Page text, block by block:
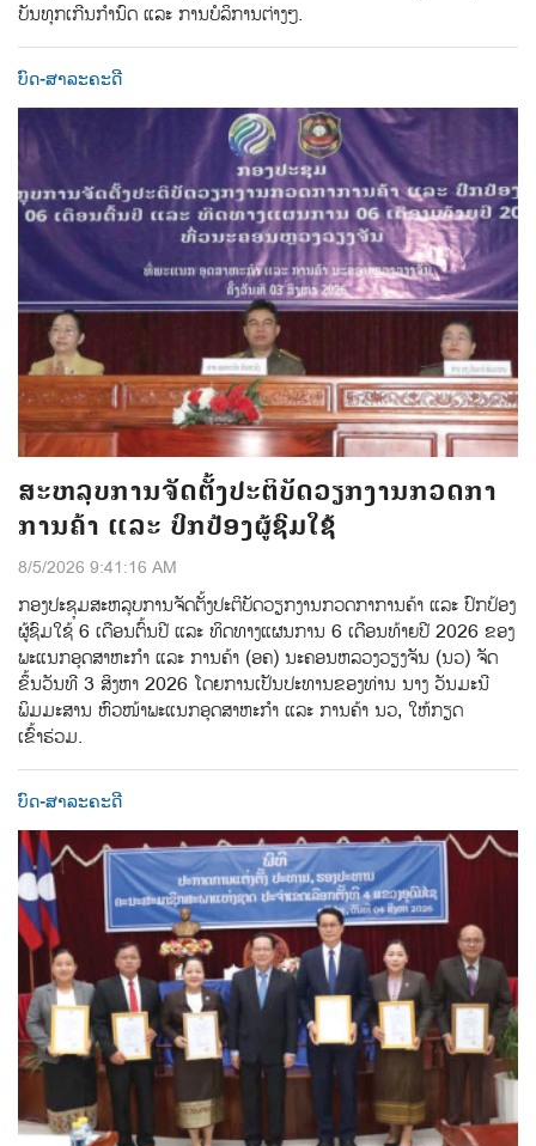
ບັນທຸກເກີນກຳນົດ ແລະ ການບໍລິການຕ່າງໆ.
ບົດ-ສາລະຄະດີ
ສະຫລຸບການຈັດຕັ້ງປະຕິບັດວຽກງານກວດກາ
ການຄ້າ ແລະ ປົກປ້ອງຜູ້ຊົມໃຊ້
8/5/2026 9:41:16 AM
ກອງປະຊຸມສະຫລຸບການຈັດຕັ້ງປະຕິບັດວຽກງານກວດກາການຄ້າ ແລະ ປົກປ້ອງ
ຜູ້ຊົມໃຊ້ 6 ເດືອນຕົ້ນປີ ແລະ ທິດທາງແຜນການ 6 ເດືອນທ້າຍປີ 2026 ຂອງ
ພະແນກອຸດສາຫະກຳ ແລະ ການຄ້າ (ອຄ) ນະຄອນຫລວງວຽງຈັນ (ນວ) ຈັດ
ຂຶ້ນວັນທີ 3 ສິງຫາ 2026 ໂດຍການເປັນປະທານຂອງທ່ານ ນາງ ວັນມະນີ
ພິມມະສານ ຫົວໜ້າພະແນກອຸດສາຫະກຳ ແລະ ການຄ້າ ນວ, ໃຫ້ກຽດ
ເຂົ້າຮ່ວມ.
ບົດ-ສາລະຄະດີ